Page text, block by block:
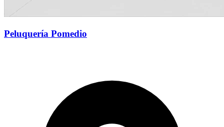
Peluquería Pomedio